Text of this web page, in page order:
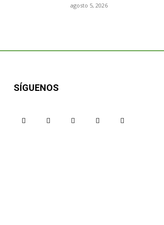
agosto 5, 2026
SÍGUENOS